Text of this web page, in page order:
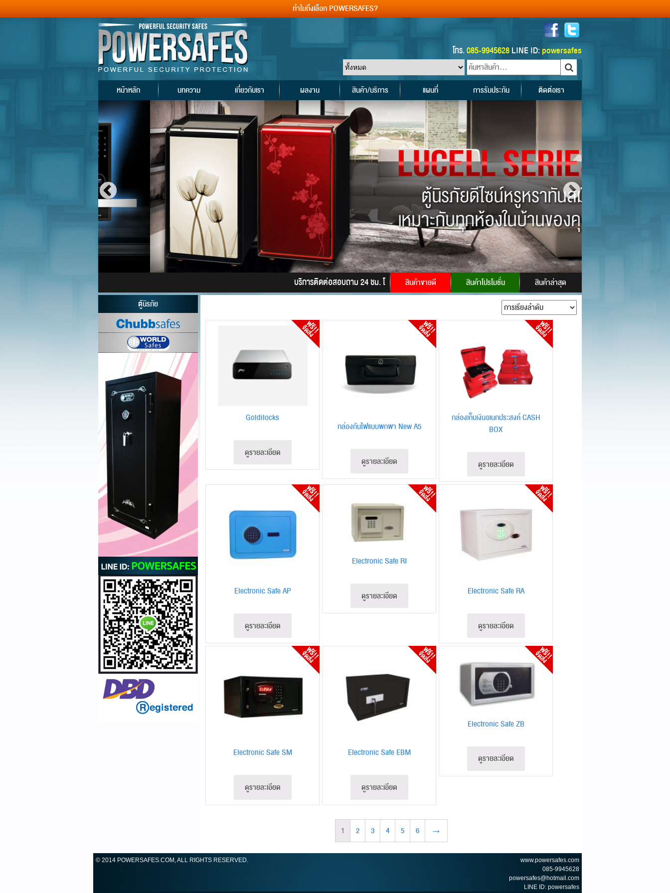
ทำไมถึงเลือก POWERSAFES?
โทร.085-9945628LINE ID: powersafes
หน้าหลัก บทความ เกี่ยวกับเรา ผลงาน สินค้า/บริการ แผนที่ การรับประกัน ติดต่อเรา
บริการติดต่อสอบถาม 24 ชม. โทร.085-9945628LINE ID: powersafes
สินค้าขายดี สินค้าโปรโมชั่น
สินค้าล่าสุด
ตู้นิรภัย
Goldilocks
ดูรายละเอียด
กล่องกันไฟแบบพกพา New A5
ดูรายละเอียด
กล่องเก็บเงินอเนกประสงค์ CASH
BOX
ดูรายละเอียด
Electronic Safe AP
ดูรายละเอียด
Electronic Safe RI
ดูรายละเอียด Electronic Safe RA
ดูรายละเอียด
Electronic Safe SM
ดูรายละเอียด
Electronic Safe EBM
ดูรายละเอียด
Electronic Safe ZB
ดูรายละเอียด
1 2 3 4 5 6 →
© 2014 POWERSAFES.COM, ALL RIGHTS RESERVED.
www.powersafes.com
085-9945628
powersafes@hotmail.com
LINE ID: powersafes